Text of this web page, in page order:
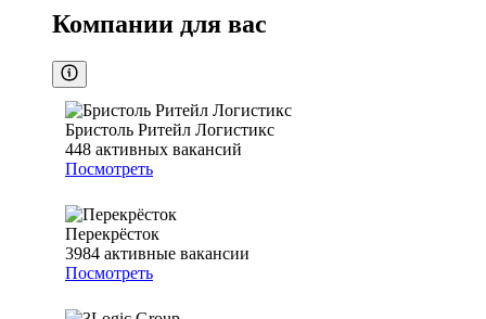
Компании для вас
Бристоль Ритейл Логистикс
448 активных вакансий
Посмотреть
Перекрёсток
3984 активные вакансии
Посмотреть